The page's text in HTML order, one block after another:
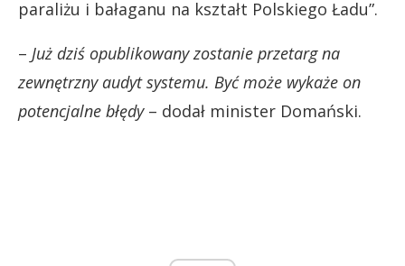
paraliżu i bałaganu na kształt Polskiego Ładu”.
– Już dziś opublikowany zostanie przetarg na
zewnętrzny audyt systemu. Być może wykaże on
potencjalne błędy– dodał minister Domański.